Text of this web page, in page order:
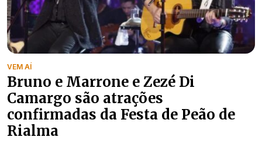
VEM AÍ
Bruno e Marrone e Zezé Di
Camargo são atrações
confirmadas da Festa de Peão de
Rialma